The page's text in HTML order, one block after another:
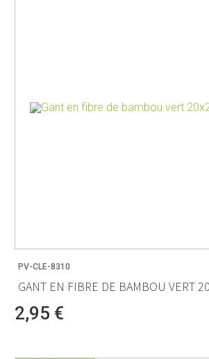
PV-CLE-8310
GANT EN FIBRE DE BAMBOU VERT
2,95 €